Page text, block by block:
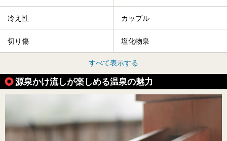
冷え性 カップル
切り傷 塩化物泉
すべて表示する
源泉かけ流しが楽しめる温泉の魅力